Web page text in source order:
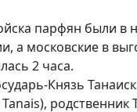
парфян были в
а московские в
2 часа.
Князь
родственник